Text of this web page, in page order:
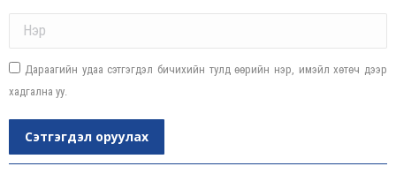
Дараагийн удаа сэтгэгдэл бичихийн тулд өөрийн нэр, имэйл хөтөч дээр
хадгална уу.
Сэтгэгдэл оруулах